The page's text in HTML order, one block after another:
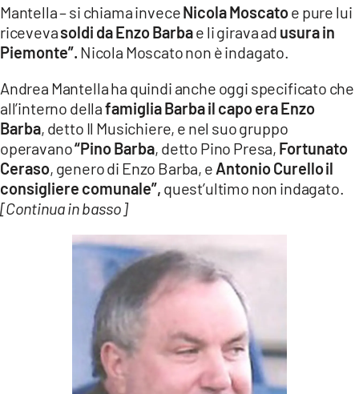
Mantella – si chiama inveceNicola Moscatoe pure lui
ricevevasoldi da Enzo Barbae li girava ad usura in
Piemonte”. Nicola Moscato non è indagato.
Andrea Mantella ha quindi anche oggi specificato che
all’interno dellafamiglia Barba il capo era Enzo
Barba, detto Il Musichiere, e nel suo gruppo
operavano“Pino Barba, detto Pino Presa, Fortunato
Ceraso, genero di Enzo Barba, e Antonio Curelloil
consigliere comunale”, quest’ultimo non indagato.
[Continua in basso]